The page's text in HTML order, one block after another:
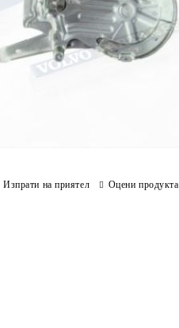
Изпрати на приятел Оцени продукта